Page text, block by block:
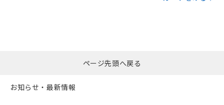
ページ先頭へ戻る
お知らせ・最新情報